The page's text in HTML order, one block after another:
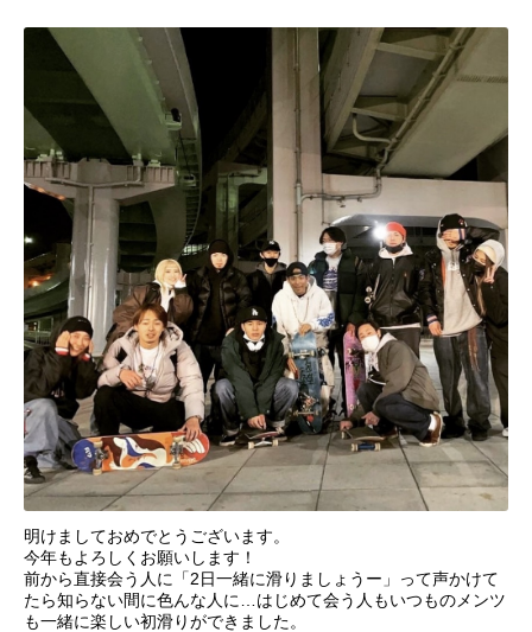
明けましておめでとうございます。
今年もよろしくお願いします！
前から直接会う人に「2日一緒に滑りましょうー」って声かけて
たら知らない間に色んな人に…はじめて会う人もいつものメンツ
も一緒に楽しい初滑りができました。